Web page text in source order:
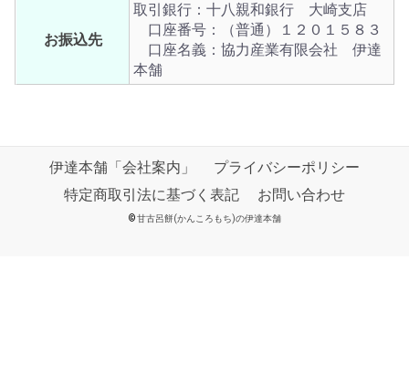
お振込先
取引銀行：十八親和銀行 大崎支店
口座番号：（普通）１２０１５８３
口座名義：協力産業有限会社 伊達
本舗
伊達本舗「会社案内」
プライバシーポリシー
特定商取引法に基づく表記
お問い合わせ
©甘古呂餅(かんころもち)の伊達本舗